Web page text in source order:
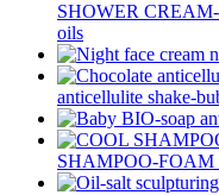
SHOWER CREAM-
oils
anticellulite shake-
SHAMPOO-FOAM